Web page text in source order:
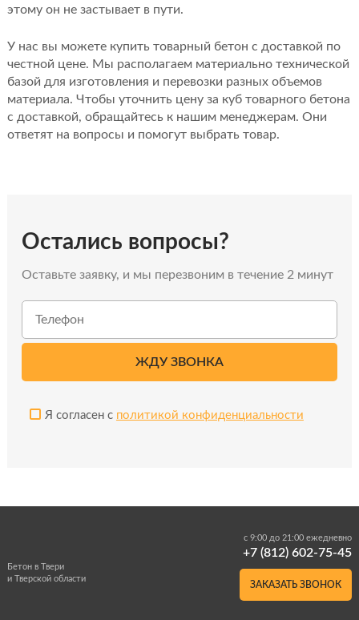
этому он не застывает в пути.
У нас вы можете купить товарный бетон с доставкой по
честной цене. Мы располагаем материально технической
базой для изготовления и перевозки разных объемов
материала. Чтобы уточнить цену за куб товарного бетона
с доставкой, обращайтесь к нашим менеджерам. Они
ответят на вопросы и помогут выбрать товар.
Остались вопросы?
Оставьте заявку, и мы перезвоним в течение 2 минут
Я согласен с политикой конфиденциальности
Бетон в Твери
и Тверской области
с 9:00 до 21:00 ежедневно
+7 (812) 602-75-45
ЗАКАЗАТЬ ЗВОНОК